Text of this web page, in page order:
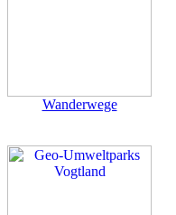
Wanderwege